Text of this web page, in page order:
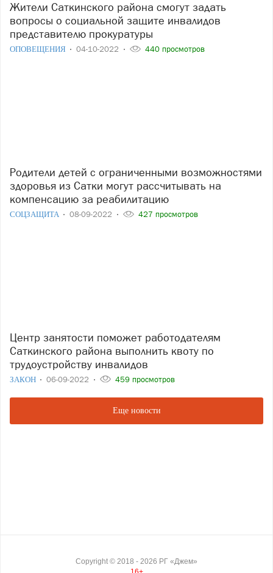
Жители Саткинского района смогут задать
вопросы о социальной защите инвалидов
представителю прокуратуры
ОПОВЕЩЕНИЯ 04-10-2022 440 просмотров
Родители детей с ограниченными возможностями
здоровья из Сатки могут рассчитывать на
компенсацию за реабилитацию
СОЦЗАЩИТА 08-09-2022 427 просмотров
Центр занятости поможет работодателям
Саткинского района выполнить квоту по
трудоустройству инвалидов
ЗАКОН 06-09-2022 459 просмотров
Еще новости
Copyright © 2018 - 2026 РГ «Джем»